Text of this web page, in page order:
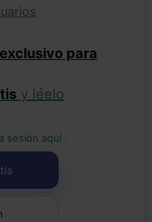
para
y léelo
sesión aquí .